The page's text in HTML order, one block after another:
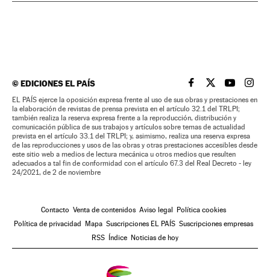
©EDICIONES EL PAÍS EL PAÍS BRASIL EN
EL PAÍSEL PAÍS
EL
EL PAÍS ejerce la oposición expresa frente al uso de sus obras y prestaciones en
la elaboración de revistas de prensa prevista en el artículo 32.1 del TRLPI;
también realiza la reserva expresa frente a la reproducción, distribución y
comunicación pública de sus trabajos y artículos sobre temas de actualidad
prevista en el artículo 33.1 del TRLPI; y, asimismo, realiza una reserva expresa
de las reproducciones y usos de las obras y otras prestaciones accesibles desde
este sitio web a medios de lectura mecánica u otros medios que resulten
adecuados a tal fin de conformidad con el artículo 67.3 del Real Decreto - ley
24/2021, de 2 de noviembre
Contacto Venta de contenidos Aviso legal Política cookies
Política de privacidad Mapa Suscripciones EL PAÍS Suscripciones empresas
RSS Índice Noticias de hoy